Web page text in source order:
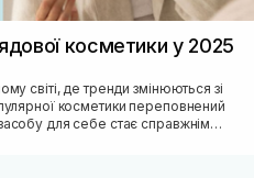
косметики у 2025
косметики переповнений
для себе стає справжнім